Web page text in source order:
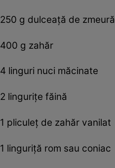
250 g dulceaţă de zmeură
400 g zahăr
4 linguri nuci măcinate
2 linguriţe făină
1 pliculeţ de zahăr vanilat
1 linguriţă rom sau coniac